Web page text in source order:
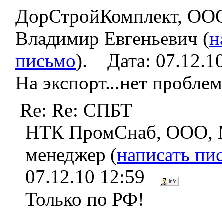
ДорСтройКомплект,
Владимир Евгеньевич (
письмо). Дата:
На экспорт...нет проблем
Re: Re: СПБТ
НТК ПромСнаб, ООО,
менеджер (написать
07.12.10 12:59
Только по РФ!